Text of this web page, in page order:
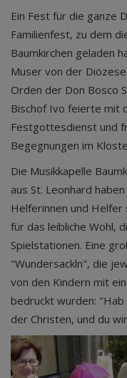
Ein Fest für die ganze
Familienfest, zu dem
Baumkirchen geladen
Muser von der
Orden der Don Bosco
Bischof Ivo feierte mit
Festgottesdienst und
Begegnungen im
Die Musikkapelle
aus St. Leonhard
Helferinnen und
für das leibliche Wohl,
Spielstationen. Eine
"Wundersackln", die
von den Kindern mit
bedruckt wurden:
der Christen, und du